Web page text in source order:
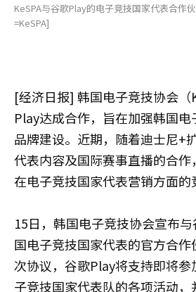
KeSPA与谷歌Play的电子竞技国家代表合作
=KeSPA]
[经济日报] 韩国电子竞技协会（
Play达成合作，旨在加强韩国
品牌建设。近期，随着迪士尼+
代表内容及国际赛事直播的合
在电子竞技国家代表营销方面的
15日，韩国电子竞技协会宣布
国电子竞技国家代表的官方合
次协议，谷歌Play将支持即将
子竞技国家代表队的各项活动